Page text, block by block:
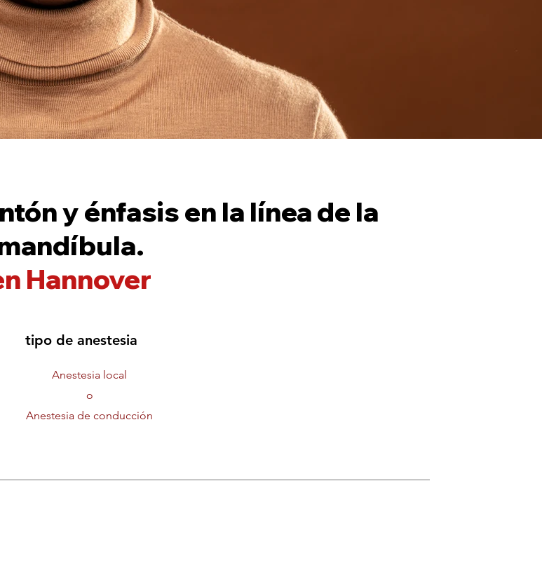
y énfasis en la línea de la
Hannover
tipo de anestesia
Anestesia local
o
Anestesia de conducción